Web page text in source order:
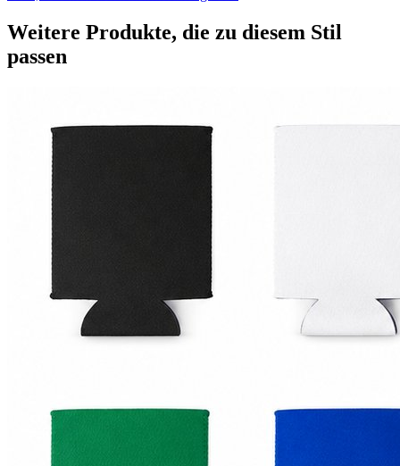
Weitere Produkte, die zu diesem Stil
passen